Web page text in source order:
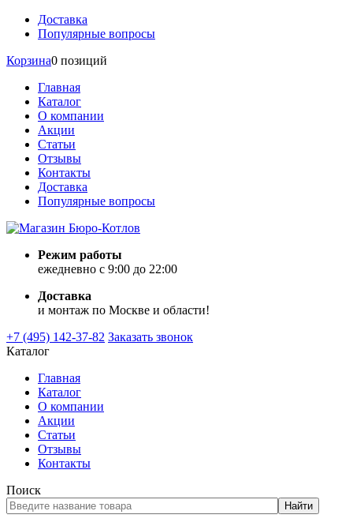
Доставка
Популярные вопросы
Корзина0 позиций
Главная
Каталог
О компании
Акции
Статьи
Отзывы
Контакты
Доставка
Популярные вопросы
Режим работы
ежедневно с 9:00 до 22:00
Доставка
и монтаж по Москве и области!
+7 (495) 142-37-82 Заказать звонок
Каталог
Главная
Каталог
О компании
Акции
Статьи
Отзывы
Контакты
Поиск
Найти